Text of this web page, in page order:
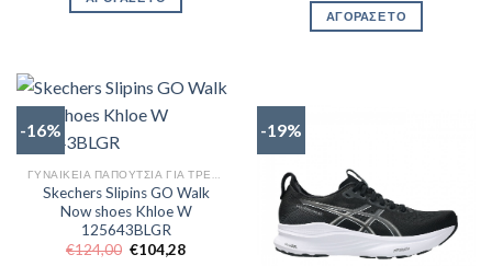
€172,00.
was:
€178,00.
ΑΓΟΡΑΣΕ ΤΟ
-16%
Skechers Slipins GO Walk
Now shoes Khloe W
125643BLGR
€124,00 Original
€104,28Η
-19%